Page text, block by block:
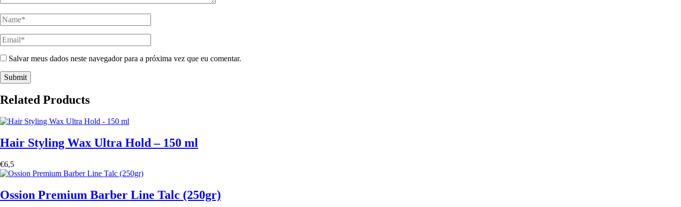
Salvar meus dados neste navegador para a próxima vez que eu comentar.
Related Products
Hair Styling Wax Ultra Hold – 150 ml
€6,5
Ossion Premium Barber Line Talc (250gr)